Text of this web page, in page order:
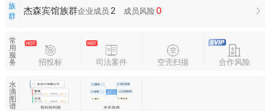
族
群
杰森宾馆族群企业成员 2 成员风险0
常
用
服
务
招投标 司法案件 空壳扫描 合作风险
水
滴
图
谱